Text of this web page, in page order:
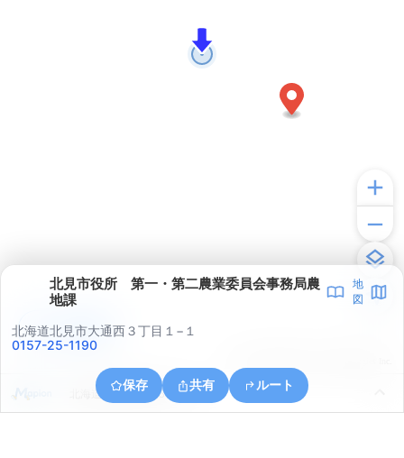
北見市役所 第一・第二農業委員会事務局農
地課
地
図
北海道北見市大通西３丁目１−１
0157-25-1190
保存 共有 ルート
北海道北見市寿町６丁目１
アプリで見る